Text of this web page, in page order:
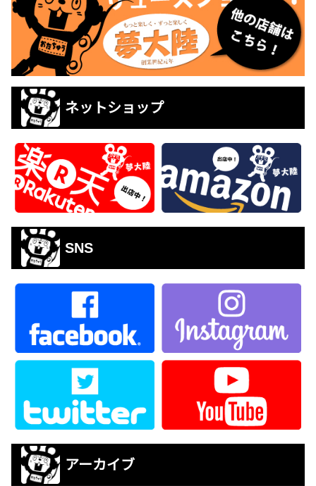
ネットショップ
SNS
アーカイブ